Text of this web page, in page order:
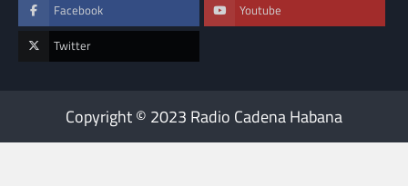
Facebook Youtube
Twitter